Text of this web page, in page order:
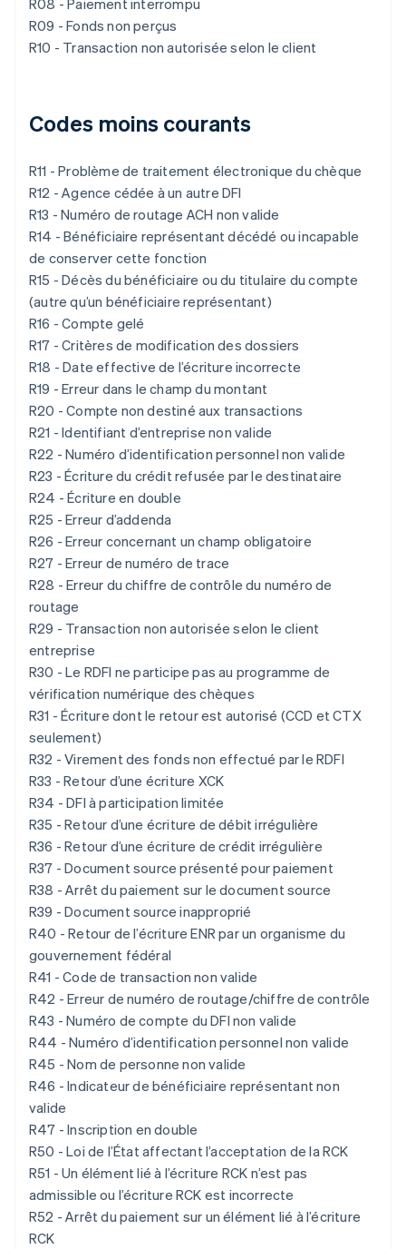
R08 - Paiement interrompu
R09 - Fonds non perçus
R10 - Transaction non autorisée selon le client
Codes moins courants
R11 - Problème de traitement électronique du chèque
R12 - Agence cédée à un autre DFI
R13 - Numéro de routage ACH non valide
R14 - Bénéficiaire représentant décédé ou incapable
de conserver cette fonction
R15 - Décès du bénéficiaire ou du titulaire du compte
(autre qu’un bénéficiaire représentant)
R16 - Compte gelé
R17 - Critères de modification des dossiers
R18 - Date effective de l’écriture incorrecte
R19 - Erreur dans le champ du montant
R20 - Compte non destiné aux transactions
R21 - Identifiant d’entreprise non valide
R22 - Numéro d’identification personnel non valide
R23 - Écriture du crédit refusée par le destinataire
R24 - Écriture en double
R25 - Erreur d’addenda
R26 - Erreur concernant un champ obligatoire
R27 - Erreur de numéro de trace
R28 - Erreur du chiffre de contrôle du numéro de
routage
R29 - Transaction non autorisée selon le client
entreprise
R30 - Le RDFI ne participe pas au programme de
vérification numérique des chèques
R31 - Écriture dont le retour est autorisé (CCD et CTX
seulement)
R32 - Virement des fonds non effectué par le RDFI
R33 - Retour d’une écriture XCK
R34 - DFI à participation limitée
R35 - Retour d’une écriture de débit irrégulière
R36 - Retour d’une écriture de crédit irrégulière
R37 - Document source présenté pour paiement
R38 - Arrêt du paiement sur le document source
R39 - Document source inapproprié
R40 - Retour de l’écriture ENR par un organisme du
gouvernement fédéral
R41 - Code de transaction non valide
R42 - Erreur de numéro de routage/chiffre de contrôle
R43 - Numéro de compte du DFI non valide
R44 - Numéro d’identification personnel non valide
R45 - Nom de personne non valide
R46 - Indicateur de bénéficiaire représentant non
valide
R47 - Inscription en double
R50 - Loi de l’État affectant l’acceptation de la RCK
R51 - Un élément lié à l’écriture RCK n’est pas
admissible ou l’écriture RCK est incorrecte
R52 - Arrêt du paiement sur un élément lié à l’écriture
RCK